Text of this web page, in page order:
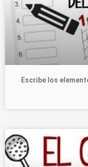
Escribe los